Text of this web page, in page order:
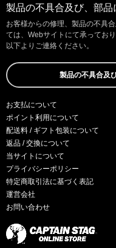
製品の不具合及び、部
お客様からの修理、製品の不具
ては、Webサイトにて承っており
以下よりご連絡ください。
製品の不具合及
お支払について
ポイント利用について
配送料 / ギフト包装について
返品 / 交換について
当サイトについて
プライバシーポリシー
特定商取引法に基づく表記
運営会社
お問い合わせ